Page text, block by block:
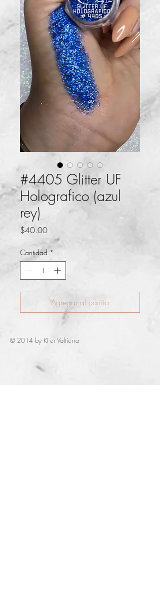
#4405 Glitter UF
Holografico (azul
rey)
$40.00Precio
Cantidad *
Agregar al carrito
© 2014 by KFer Valtierra